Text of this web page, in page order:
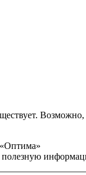
полезную